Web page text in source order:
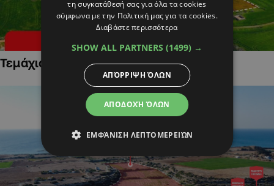
Τεμάχια Γης σε Οικιστικές Περιοχές
τη συγκατάθεσή σας για όλα τα cookies
σύμφωνα με την Πολιτική μας για τα cookies.
Διαβάστε περισσότερα
SHOW ALL PARTNERS (1499) →
ΑΠΟΔΟΧΉ ΌΛΩΝ
ΑΠΌΡΡΙΨΗ ΌΛΩΝ
ΕΜΦΆΝΙΣΗ ΛΕΠΤΟΜΕΡΕΙΏΝ